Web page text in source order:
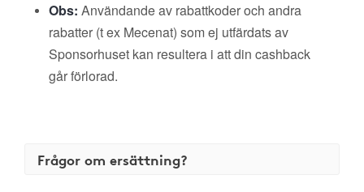
Obs: Användande av rabattkoder och andra
rabatter (t ex Mecenat) som ej utfärdats av
Sponsorhuset kan resultera i att din cashback
går förlorad.
Frågor om ersättning?